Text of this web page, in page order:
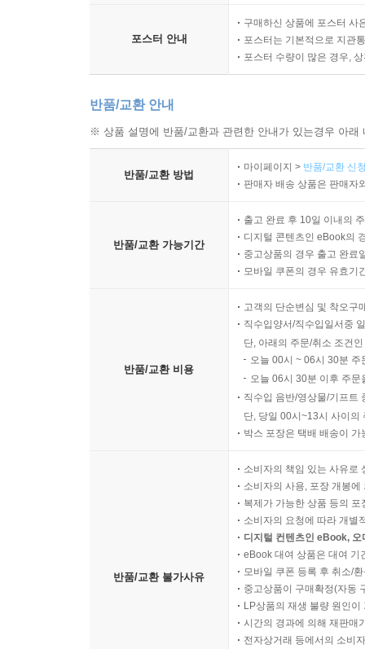
포스터 안내
구매하신 상품에 포스터 사
포스터는 기본적으로 지관
포스터 수량이 많은 경우,
반품/교환 안내
※ 상품 설명에 반품/교환과 관련한 안내가 있는경우 아
반품/교환 방법
마이페이지 > 반품/교환 신
판매자 배송 상품은 판매자
반품/교환 가능기간
출고 완료 후 10일 이내의
디지털 콘텐츠인 eBook의
중고상품의 경우 출고 완료
모바일 쿠폰의 경우 유효기
반품/교환 비용
고객의 단순변심 및 착오구
직수입양서/직수입일서중
단, 아래의 주문/취소 조건
오늘 00시 ~ 06시 30분
오늘 06시 30분 이후 주
직수입 음반/영상물/기프트
단, 당일 00시~13시 사이의
박스 포장은 택배 배송이
반품/교환 불가사유
소비자의 책임 있는 사유로
소비자의 사용, 포장 개봉
복제가 가능한 상품 등의
소비자의 요청에 따라 개별
디지털 컨텐츠인 eBook,
eBook 대여 상품은 대여 기
모바일 쿠폰 등록 후 취소/
중고상품이 구매확정(자동
LP상품의 재생 불량 원인
시간의 경과에 의해 재판매
전자상거래 등에서의 소비